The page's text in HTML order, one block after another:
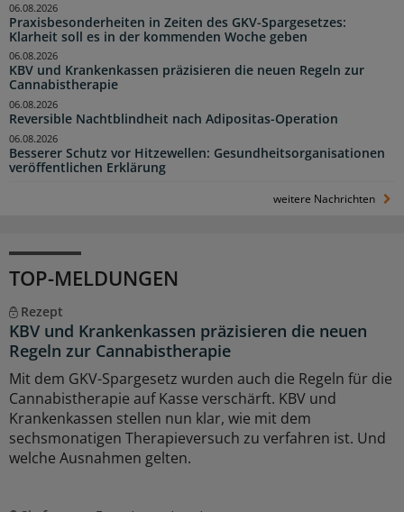
Praxisbesonderheiten in Zeiten des GKV-Spargesetzes:
Klarheit soll es in der kommenden Woche geben
06.08.2026
KBV und Krankenkassen präzisieren die neuen Regeln zur
Cannabistherapie
06.08.2026
Reversible Nachtblindheit nach Adipositas-Operation
06.08.2026
Besserer Schutz vor Hitzewellen: Gesundheitsorganisationen
veröffentlichen Erklärung
06.08.2026
weitere Nachrichten
TOP-MELDUNGEN
Rezept
KBV und Krankenkassen präzisieren die neuen
Regeln zur Cannabistherapie
Mit dem GKV-Spargesetz wurden auch die Regeln für die
Cannabistherapie auf Kasse verschärft. KBV und
Krankenkassen stellen nun klar, wie mit dem
sechsmonatigen Therapieversuch zu verfahren ist. Und
welche Ausnahmen gelten.